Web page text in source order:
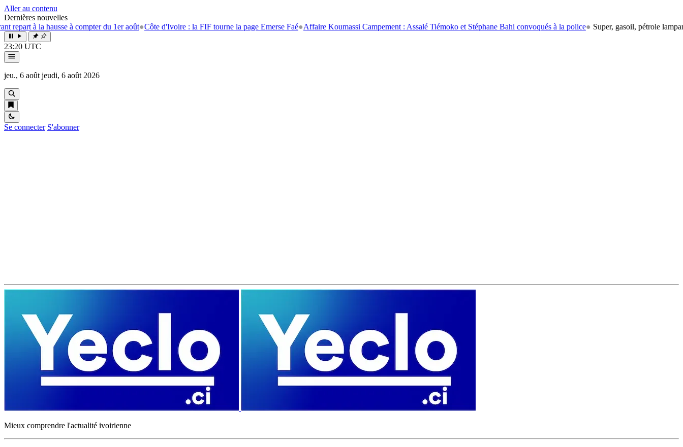
Aller au contenu
Dernières nouvelles
à la hausse à compter du 1er août●Côte d'Ivoire : la FIF tourne la page Emerse Faé●Affaire Koumassi Campement : Assalé Tiémoko et Stéphane Bahi convoqués à la police● Super, gasoil, pétrole lampant: le
23:20 UTC
jeu., 6 août jeudi, 6 août 2026
Se connecter S'abonner
Mieux comprendre l'actualité ivoirienne